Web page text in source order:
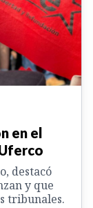
en el
destacó
y que
tribunales.